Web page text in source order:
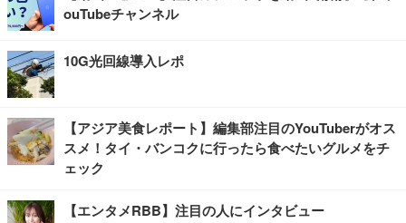
ouTubeチャンネル
10G光回線導入レポ
【アジア美食レポート】編集部注目のYouTuberがオス
スメ！タイ・バンコクに行ったら食べたいグルメをチ
ェック
【エンタメRBB】注目の人にインタビュー